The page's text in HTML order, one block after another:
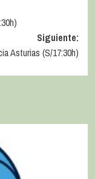
Siguiente:
Asturias (S/17:30h)